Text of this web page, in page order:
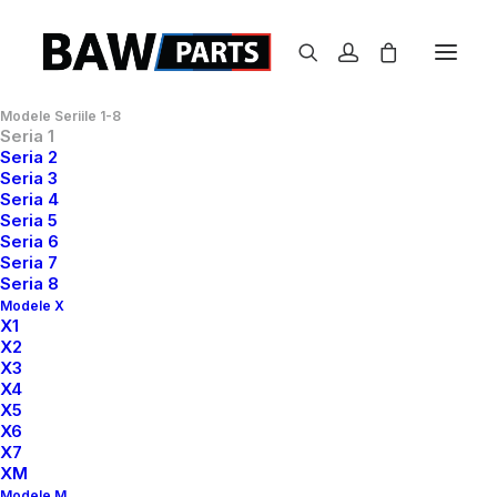
Modele Seriile 1-8
Seria 1
Seria 2
Seria 3
Seria 4
Seria 5
Seria 6
Seria 7
Seria 8
Modele X
X1
X2
X3
X4
X5
X6
X7
XM